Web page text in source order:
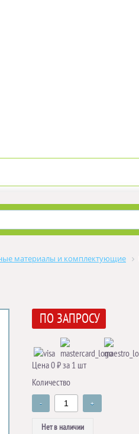
материалы и комплектующие
ПО ЗАПРОСУ
Цена 0 ₽ за 1 шт
Количество
- +
Нет в наличии